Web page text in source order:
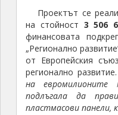
Проектът се
на стойност 3 506
финансовата
„Регионално
от Европейския
регионално развитие.
на
подлъгала да
пластмасови панели,